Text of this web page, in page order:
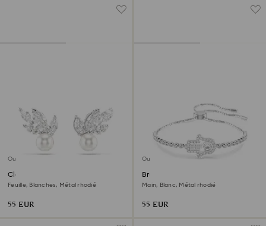
Outlet
Clous d'oreilles Louison Pearl
Feuille, Blanches, Métal rhodié
55 EUR
Outlet
Bracelet Matrix
Main, Blanc, Métal rhodié
55 EUR